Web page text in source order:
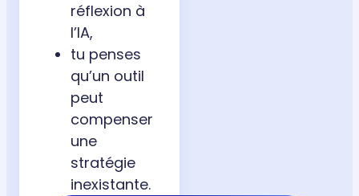
réflexion à
l’IA,
tu penses
qu’un outil
peut
compenser
une
stratégie
inexistante.